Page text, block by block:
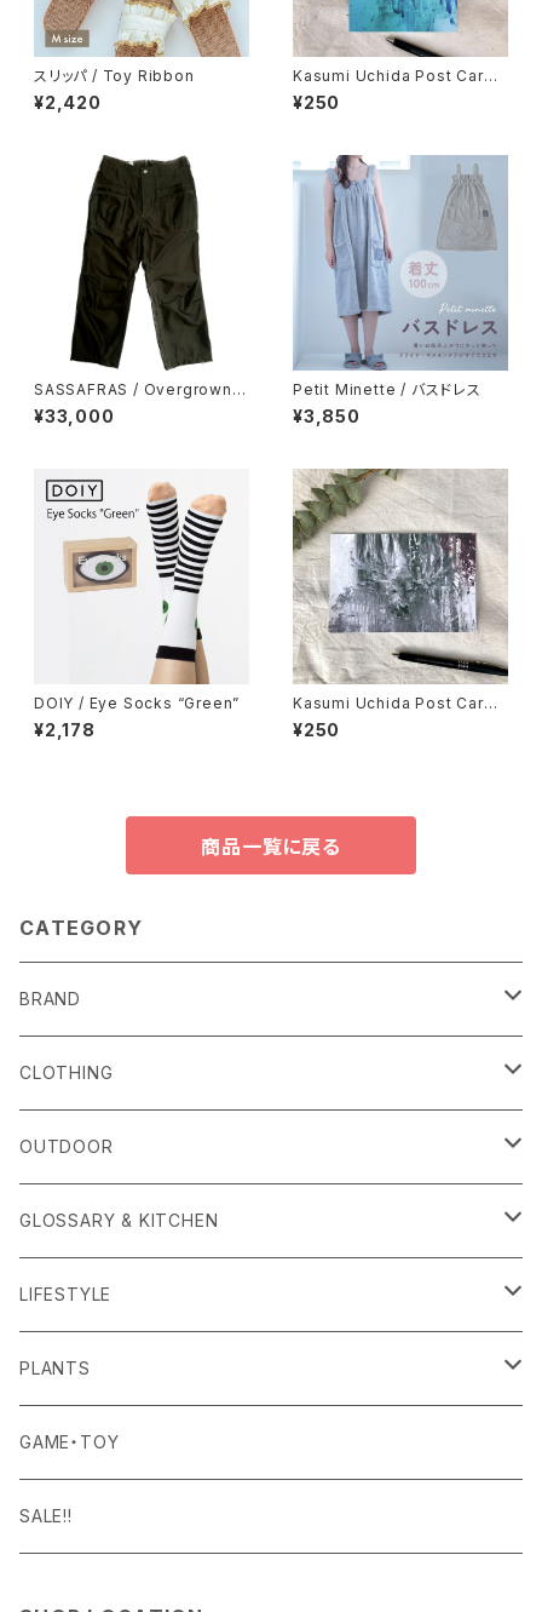
スリッパ / Toy Ribbon
¥2,420
Kasumi Uchida Post Card
(Fox)
¥250
SASSAFRAS / Overgrown F
atigue Pants
¥33,000
Petit Minette / バスドレス
¥3,850
DOIY / Eye Socks “Green”
¥2,178
Kasumi Uchida Post Card
(Deer)
¥250
商品一覧に戻る
CATEGORY
BRAND
alls
Amina Collection
APOTHEKE FRAGRANCE
BAICYCLON
BISQUE
Curry Mason
Detail
CLOTHING
OUTER
TOPS
BOTTOMS
ROOM WEAR
SHOES
HAT・CAP
OUTDOOR
CARRYING GOODS
LIGHTING
MILITARY GOODS
NITE IZE
S-BBINER
RGM
GLOSSARY & KITCHEN
FOOD
DRINK
KITCHEN GOODS
TABLEWARE
LIFESTYLE
ALOMA
ART PIECE
BODY & SKIN CARE
PLANTS
POTTED PLANTS
TERRARIUM
GAME・TOY
SALE!!